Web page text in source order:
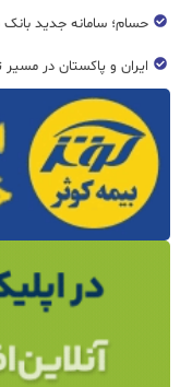
حسام؛ سامانه جدید
ایران و پاکستان در مسیر تجارت ۱۰